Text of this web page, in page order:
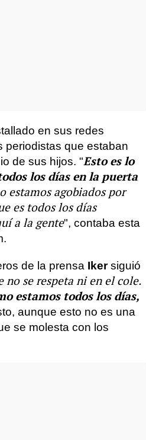
en sus redes
periodistas que estaban
de sus hijos. "Esto es lo
los días en la puerta
estamos agobiados por
es todos los días
a la gente", contaba esta
de la prensa Ikersiguió
no se respeta ni en el cole.
estamos todos los días,
aunque esto no es una
se molesta con los